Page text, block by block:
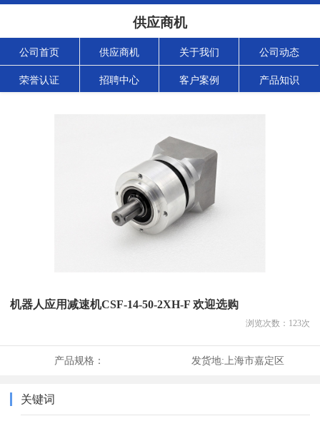
供应商机
公司首页 供应商机 关于我们 公司动态
荣誉认证 招聘中心 客户案例 产品知识
机器人应用减速机CSF-14-50-2XH-F 欢迎选购
浏览次数： 123次
产品规格： 发货地: 上海市嘉定区
关键词